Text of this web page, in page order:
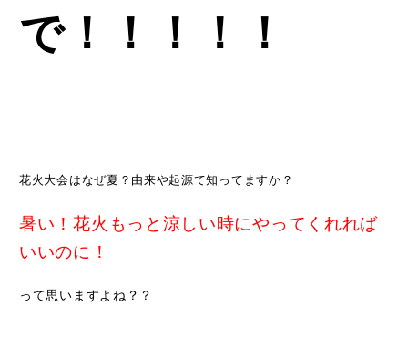
で！！！！！
花火大会はなぜ夏？由来や起源て知ってますか？
暑い！花火もっと涼しい時にやってくれれば
いいのに！
って思いますよね？？